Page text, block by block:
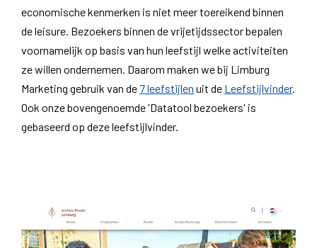
economische kenmerken is niet meer toereikend binnen
de leisure. Bezoekers binnen de vrijetijdssector bepalen
voornamelijk op basis van hun leefstijl welke activiteiten
ze willen ondernemen. Daarom maken we bij Limburg
Marketing gebruik van de 7 leefstijlen uit de Leefstijlvinder.
Ook onze bovengenoemde 'Datatool bezoekers' is
gebaseerd op deze leefstijlvinder.